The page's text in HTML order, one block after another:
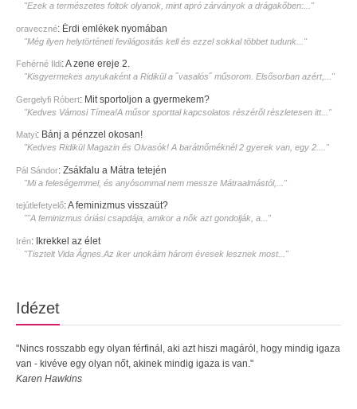
"Ezek a természetes foltok olyanok, mint apró zárványok a drágakőben:..."
oraveczné: Érdi emlékek nyomában
"Még ilyen helytörténeti fevilágositás kell és ezzel sokkal többet tudunk..."
Fehérné Ildi:A zene ereje 2.
"Kisgyermekes anyukaként a Ridikül a ˝vasalós˝ műsorom. Elsősorban azért,..."
Gergelyfi Róbert: Mit sportoljon a gyermekem?
"Kedves Vámosi Tímea!A műsor sporttal kapcsolatos részéről részletesen itt..."
Matyi: Bánj a pénzzel okosan!
"Kedves Ridikül Magazin és Olvasók! A barátnőméknél 2 gyerek van, egy 2...."
Pál Sándor: Zsákfalu a Mátra tetején
"Mi a feleségemmel, és anyósommal nem messze Mátraalmástól,..."
tejútlefetyelő:A feminizmus visszaüt?
""A feminizmus óriási csapdája, amikor a nők azt gondolják, a..."
Irén: Ikrekkel az élet
"Tisztelt Vida Ágnes.Az iker unokáim három évesek lesznek most..."
Idézet
"Nincs rosszabb egy olyan férfinál, aki azt hiszi magáról, hogy mindig igaza
van - kivéve egy olyan nőt, akinek mindig igaza is van."
Karen Hawkins